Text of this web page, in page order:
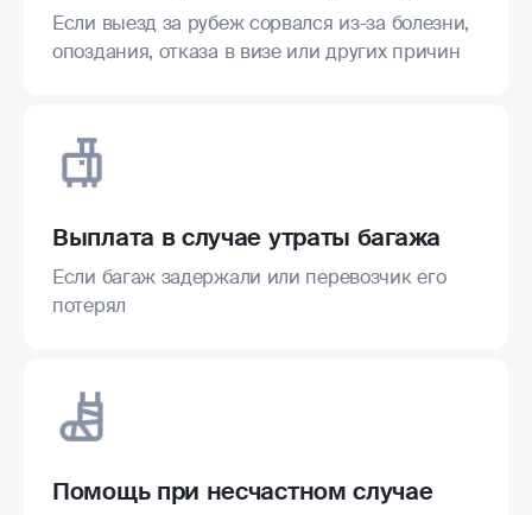
Если выезд за рубеж сорвался из-за болезни,
опоздания, отказа в визе или других причин
Выплата в случае утраты багажа
Если багаж задержали или перевозчик его
потерял
Помощь при несчастном случае